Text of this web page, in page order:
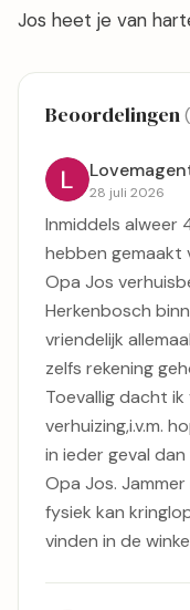
Jos heet je van
Beoordelingen
28 juli 2026
Inmiddels alweer
hebben gemaakt
Opa Jos
Herkenbosch
vriendelijk
zelfs rekening
Toevallig dacht
verhuizing,i.v.m.
in ieder geval
Opa Jos.
fysiek kan
vinden in de